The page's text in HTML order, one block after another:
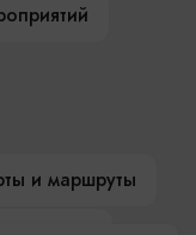
и маршруты